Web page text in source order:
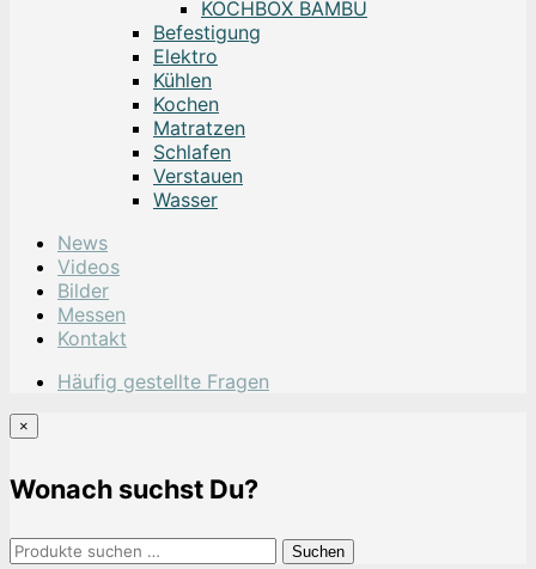
KOCHBOX BAMBU
Befestigung
Elektro
Kühlen
Kochen
Matratzen
Schlafen
Verstauen
Wasser
News
Videos
Bilder
Messen
Kontakt
Häufig gestellte Fragen
×
Wonach suchst Du?
Suchen
Suchen